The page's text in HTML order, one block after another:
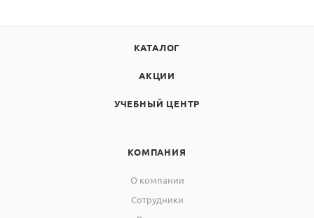
КАТАЛОГ
АКЦИИ
УЧЕБНЫЙ ЦЕНТР
КОМПАНИЯ
О компании
Сотрудники